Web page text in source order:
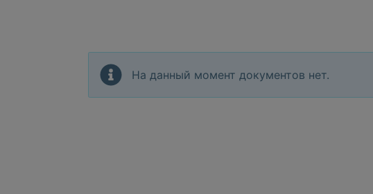
На данный момент документов нет.